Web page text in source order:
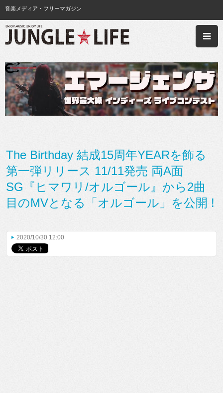
音楽メディア・フリーマガジン
The Birthday 結成15周年YEARを飾る
第一弾リリース 11/11発売 両A面
SG『ヒマワリ/オルゴール』から2曲
目のMVとなる「オルゴール」を公開 !
2020/10/30 12:00